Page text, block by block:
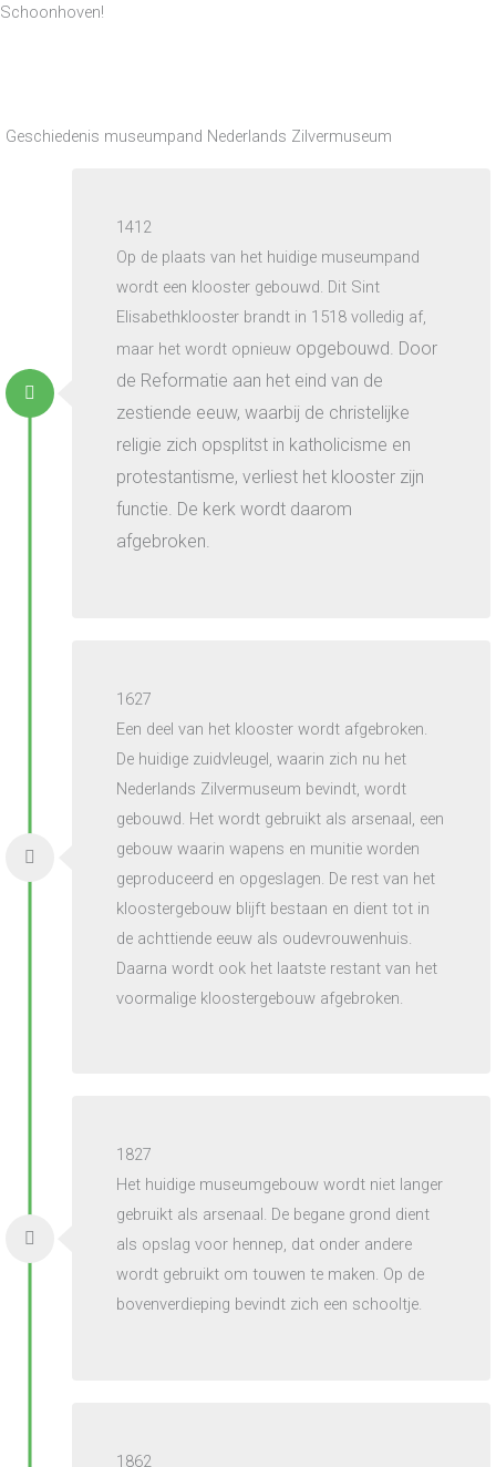
Schoonhoven!
Geschiedenis museumpand Nederlands Zilvermuseum
1412
Op de plaats van het huidige museumpand
wordt een klooster gebouwd. Dit Sint
Elisabethklooster brandt in 1518 volledig af,
maar het wordt opnieuwopgebouwd. Door
de Reformatie aan het eind van de
zestiende eeuw, waarbij de christelijke
religie zich opsplitst in katholicisme en
protestantisme, verliest het klooster zijn
functie. De kerk wordt daarom
afgebroken.
1627
Een deel van het klooster wordt afgebroken.
De huidige zuidvleugel, waarin zich nu het
Nederlands Zilvermuseum bevindt, wordt
gebouwd. Het wordt gebruikt als arsenaal, een
gebouw waarin wapens en munitie worden
geproduceerd en opgeslagen. De rest van het
kloostergebouw blijft bestaan en dient tot in
de achttiende eeuw als oudevrouwenhuis.
Daarna wordt ook het laatste restant van het
voormalige kloostergebouw afgebroken.
1827
Het huidige museumgebouw wordt niet langer
gebruikt als arsenaal. De begane grond dient
als opslag voor hennep, dat onder andere
wordt gebruikt om touwen te maken. Op de
bovenverdieping bevindt zich een schooltje.
1862